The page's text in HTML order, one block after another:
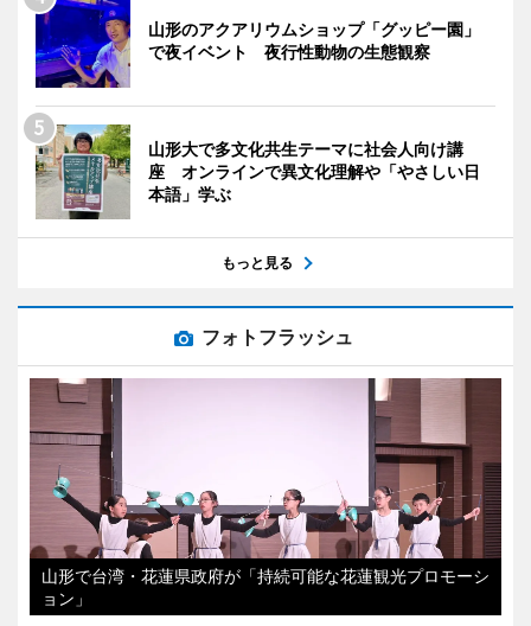
山形のアクアリウムショップ「グッピー園」
で夜イベント 夜行性動物の生態観察
山形大で多文化共生テーマに社会人向け講
座 オンラインで異文化理解や「やさしい日
本語」学ぶ
もっと見る
フォトフラッシュ
山形で台湾・花蓮県政府が「持続可能な花蓮観光プロモーシ
ョン」